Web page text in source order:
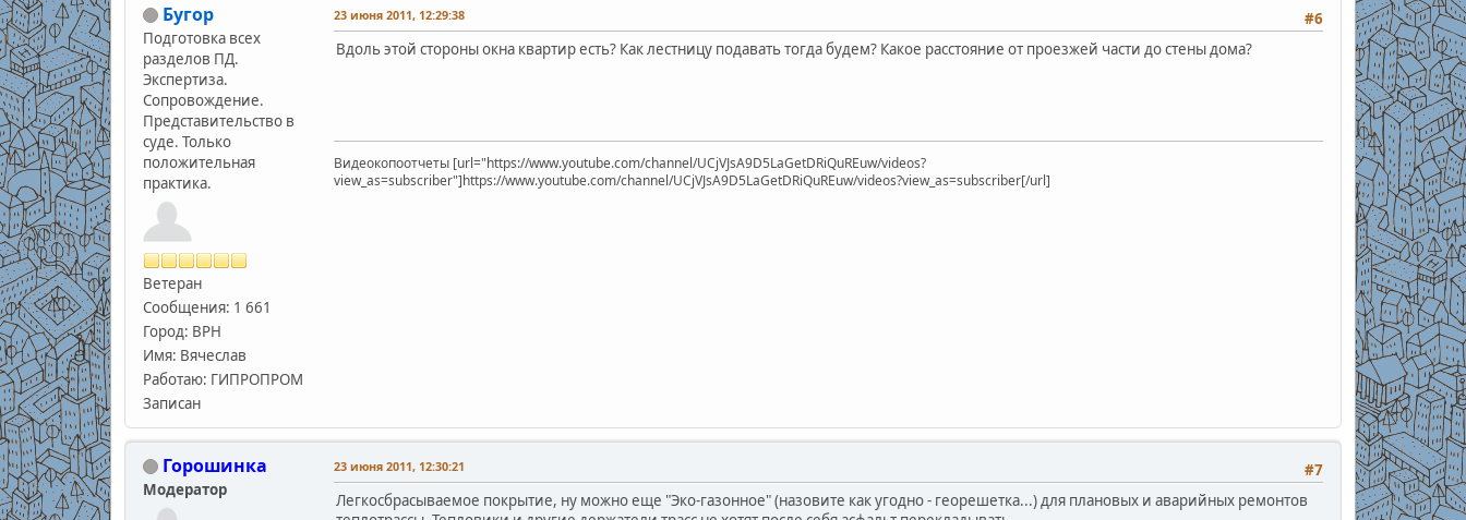
Бугор
Подготовка всех
разделов ПД.
Экспертиза.
Сопровождение.
Представительство в
суде. Только
положительная
практика.
Ветеран
Сообщения: 1 661
Город: ВРН
Имя: Вячеслав
Работаю: ГИПРОПРОМ
Записан
#6
23 июня 2011, 12:29:38
Вдоль этой стороны окна квартир есть? Как лестницу подавать тогда будем? Какое расстояние от проезжей части до стены дома?
Видеокопоотчеты [url="https://www.youtube.com/channel/UCjVJsA9D5LaGetDRiQuREuw/videos?
view_as=subscriber"]https://www.youtube.com/channel/UCjVJsA9D5LaGetDRiQuREuw/videos?view_as=subscriber[/url]
Горошинка
Модератор
#7
23 июня 2011, 12:30:21
Легкосбрасываемое покрытие, ну можно еще "Эко-газонное" (назовите как угодно - георешетка...) для плановых и аварийных ремонтов